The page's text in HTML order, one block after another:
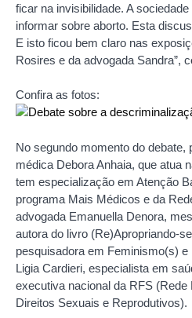
ficar na invisibilidade. A
informar sobre aborto. Esta
E isto ficou bem claro nas
Rosires e da advogada Sandra”,
Confira as fotos:
No segundo momento do debate,
médica Debora Anhaia, que atua
tem especialização em Atenção
programa Mais Médicos e da
advogada Emanuella Denora,
autora do livro (Re)Apropriando-
pesquisadora em Feminismo(s) e
Ligia Cardieri, especialista em
executiva nacional da RFS (Rede
Direitos Sexuais e Reprodutivos).